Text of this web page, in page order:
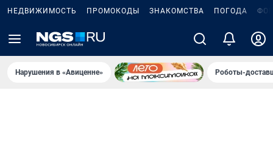
НЕДВИЖИМОСТЬ ПРОМОКОДЫ ЗНАКОМСТВА ПОГОДА
Нарушения в «Авиценне» Роботы-